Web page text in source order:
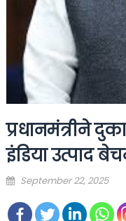
प्रधानमंत्रीने
इंडिया उत्पाद
Posted
September 22, 2025